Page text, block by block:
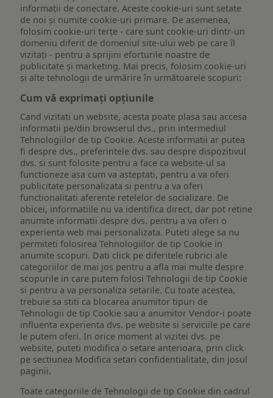
informații de conectare. Aceste cookie-uri sunt setate
de noi și numite cookie-uri primare. De asemenea,
folosim cookie-uri terțe - care sunt cookie-uri dintr-un
domeniu diferit de domeniul site-ului web pe care îl
vizitați - pentru a sprijini eforturile noastre de
publicitate și marketing. Mai precis, folosim cookie-uri
și alte tehnologii de urmărire în următoarele scopuri:
Cum vă exprimați opțiunile
Cand vizitati un website, acesta poate plasa sau accesa
informatii pe/din browserul dvs., prin intermediul
Tehnologiilor de tip Cookie. Aceste informatii ar putea
fi despre dvs., preferintele dvs. sau despre dispozitivul
dvs. si sunt folosite pentru a face ca website-ul sa
functioneze asa cum va asteptati, pentru a va oferi
publicitate personalizata si pentru a va oferi
functionalitati aferente retelelor de socializare. De
obicei, informatiile nu va identifica direct, dar pot retine
anumite informatii despre dvs. pentru a va oferi o
experienta web mai personalizata. Puteti alege sa nu
permiteti folosirea Tehnologiilor de tip Cookie in
anumite scopuri. Dati click pe diferitele rubrici ale
categoriilor de mai jos pentru a afla mai multe despre
scopurile in care putem folosi Tehnologii de tip Cookie
si pentru a va personaliza setarile. Cu toate acestea,
trebuie sa stiti ca blocarea anumitor tipuri de
Tehnologii de tip Cookie sau a anumitor Vendor-i poate
influenta experienta dvs. pe website si serviciile pe care
le putem oferi. In orice moment al vizitei dvs. pe
website, puteti modifica o setare anterioara, prin click
pe sectiunea Modifica setari confidentialitate, din josul
paginii.
Toate categoriile de Tehnologii de tip Cookie din cadrul